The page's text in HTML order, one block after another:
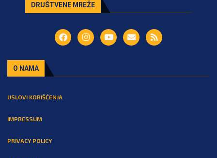
DRUŠTVENE MREŽE
O NAMA
USLOVI KORIŠĆENJA
IMPRESSUM
PRIVACY POLICY